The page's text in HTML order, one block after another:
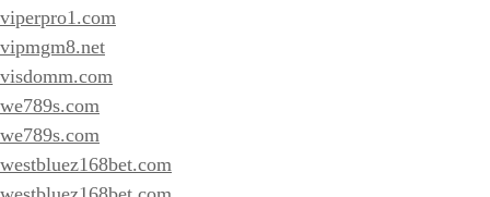
viperpro1.com
vipmgm8.net
visdomm.com
we789s.com
we789s.com
westbluez168bet.com